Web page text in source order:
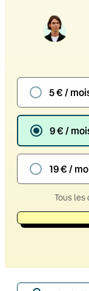
5 € /
9 € /
19 € /
Tous